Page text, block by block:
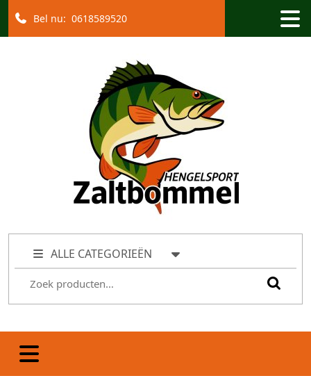
Bel nu: 0618589520
ALLE CATEGORIEËN